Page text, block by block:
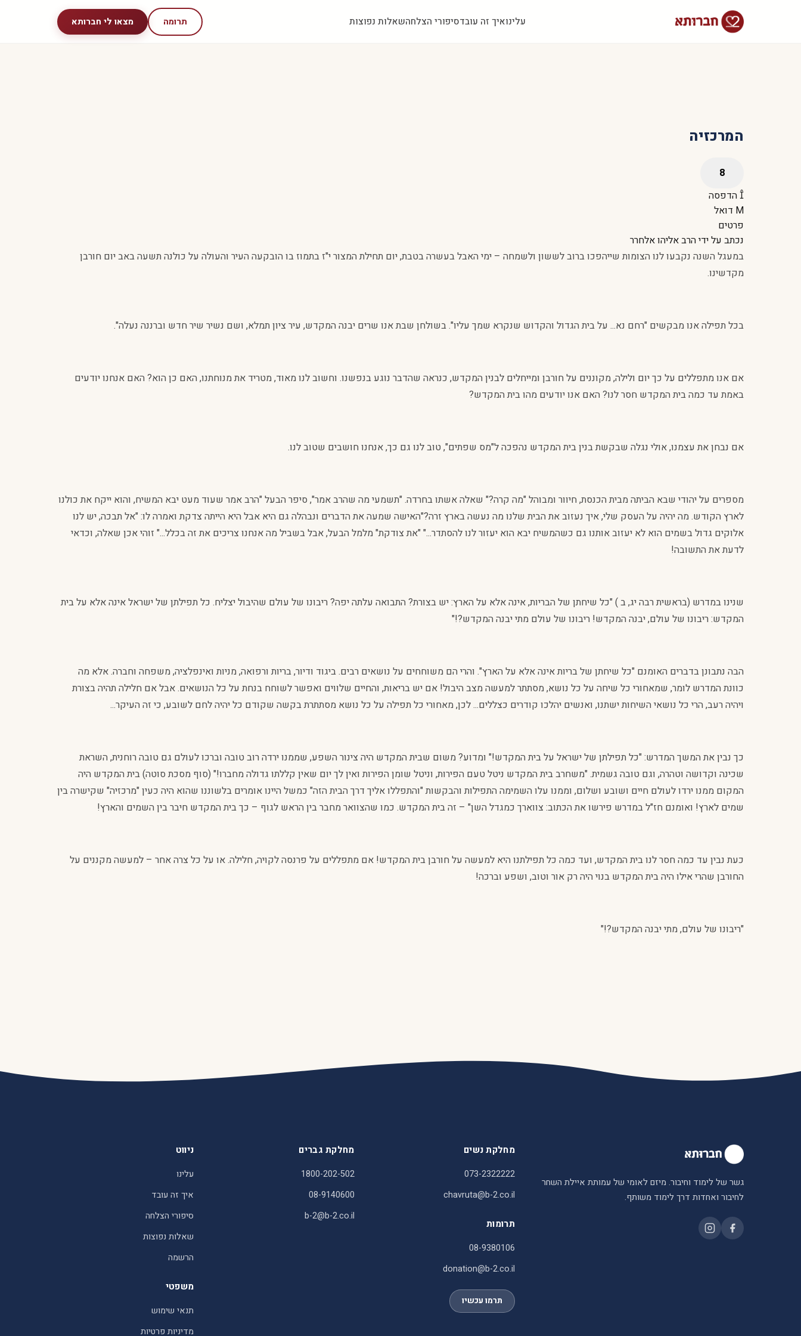
עלינואיך זה עובדסיפורי הצלחהשאלות נפוצות תרומה מצאו לי חברותא
המרכזיה
הדפסה
דואל
פרטים
נכתב על ידיהרב אליהו אלחרר
במעגל השנה נקבעו לנו הצומות שייהפכו ברוב לששון ולשמחה – ימי האבל בעשרה בטבת, יום תחילת המצור י"ז בתמוז בו הובקעה העיר והעולה על כולנה תשעה באב יום חורבן
מקדשינו.
בכל תפילה אנו מבקשים "רחם נא... על בית הגדול והקדוש שנקרא שמך עליו". בשולחן שבת אנו שרים יבנה המקדש, עיר ציון תמלא, ושם נשיר שיר חדש וברננה נעלה".
אם אנו מתפללים על כך יום ולילה, מקוננים על חורבן ומייחלים לבנין המקדש, כנראה שהדבר נוגע בנפשנו. וחשוב לנו מאוד, מטריד את מנוחתנו, האם כן הוא? האם אנחנו יודעים
באמת עד כמה בית המקדש חסר לנו? האם אנו יודעים מהו בית המקדש?
אם נבחן את עצמנו, אולי נגלה שבקשת בנין בית המקדש נהפכה ל"מס שפתים", טוב לנו גם כך, אנחנו חושבים שטוב לנו.
מספרים על יהודי שבא הביתה מבית הכנסת, חיוור ומבוהל "מה קרה?" שאלה אשתו בחרדה. "תשמעי מה שהרב אמר", סיפר הבעל "הרב אמר שעוד מעט יבא המשיח, והוא ייקח את כולנו
לארץ הקודש. מה יהיה על העסק שלי, איך נעזוב את הבית שלנו מה נעשה בארץ זרה?"האישה שמעה את הדברים ונבהלה גם היא אבל היא הייתה צדקת ואמרה לו: "אל תבכה, יש לנו
אלוקים גדול בשמים הוא לא יעזוב אותנו גם כשהמשיח יבא הוא יעזור לנו להסתדר..." "את צודקת" מלמל הבעל, אבל בשביל מה אנחנו צריכים את זה בכלל..." זוהי אכן שאלה, וכדאי
לדעת את התשובה!
שנינו במדרש (בראשית רבה יג, ב ) "כל שיחתן של הבריות, אינה אלא על הארץ: יש בצורת? התבואה עלתה יפה? ריבונו של עולם שהיבול יצליח. כל תפילתן של ישראל אינה אלא על בית
המקדש: ריבונו של עולם, יבנה המקדש! ריבונו של עולם מתי יבנה המקדש?!"
הבה נתבונן בדברים האומנם "כל שיחתן של בריות אינה אלא על הארץ". והרי הם משוחחים על נושאים רבים. ביגוד ודיור, בריות ורפואה, מניות ואינפלציה, משפחה וחברה. אלא מה
כוונת המדרש לומר, שמאחורי כל שיחה על כל נושא, מסתתר למעשה מצב היבול! אם יש בריאות, והחיים שלווים ואפשר לשוחח בנחת על כל הנושאים. אבל אם חלילה תהיה בצורת
ויהיה רעב, הרי כל נושאי השיחות ישתנו, ואנשים יהלכו קודרים כצללים... לכן, מאחורי כל תפילה על כל נושא מסתתרת בקשה שקודם כל יהיה לחם לשובע, כי זה העיקר...
כך נבין את המשך המדרש: "כל תפילתן של ישראל על בית המקדש!" ומדוע? משום שבית המקדש היה צינור השפע, שממנו ירדה רוב טובה וברכו לעולם גם טובה רוחנית, השראת
שכינה וקדושה וטהרה, וגם טובה גשמית. "משחרב בית המקדש ניטל טעם הפירות, וניטל שומן הפירות ואין לך יום שאין קללתו גדולה מחברו!" (סוף מסכת סוטה) בית המקדש היה
המקום ממנו ירדו לעולם חיים ושובע ושלום, וממנו עלו השמימה התפילות והבקשות "והתפללו אליך דרך הבית הזה" כמשל היינו אומרים בלשוננו שהוא היה כעין "מרכזיה" שקישרה בין
שמים לארץ! ואומנם חז"ל במדרש פירשו את הכתוב: צווארך כמגדל השן" – זה בית המקדש. כמו שהצוואר מחבר בין הראש לגוף – כך בית המקדש חיבר בין השמים והארץ!
כעת נבין עד כמה חסר לנו בית המקדש, ועד כמה כל תפילתנו היא למעשה על חורבן בית המקדש! אם מתפללים על פרנסה לקויה, חלילה. או על כל צרה אחר – למעשה מקננים על
החורבן שהרי אילו היה בית המקדש בנוי היה רק אור וטוב, ושפע וברכה!
"ריבונו של עולם, מתי יבנה המקדש?!"
גשר של לימוד וחיבור. מיזם לאומי של עמותת איילת השחר
לחיבור ואחדות דרך לימוד משותף.
מחלקת נשים
073-2322222
chavruta@b-2.co.il
תרומות
08-9380106
donation@b-2.co.il
תרמו עכשיו
מחלקת גברים
1800-202-502
08-9140600
b-2@b-2.co.il
ניווט
עלינו
איך זה עובד
סיפורי הצלחה
שאלות נפוצות
הרשמה
משפטי
תנאי שימוש
מדיניות פרטיות